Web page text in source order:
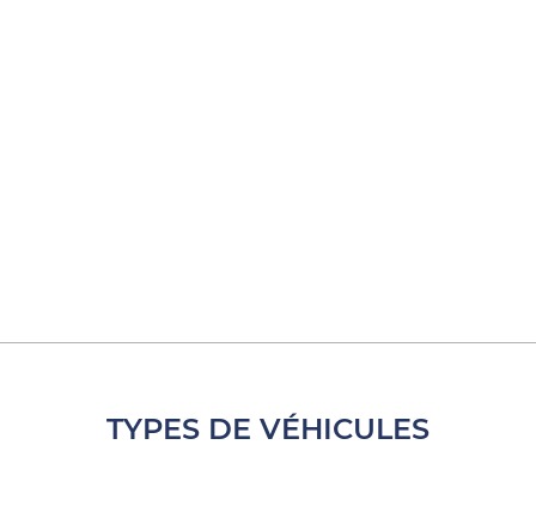
TYPES DE VÉHICULES